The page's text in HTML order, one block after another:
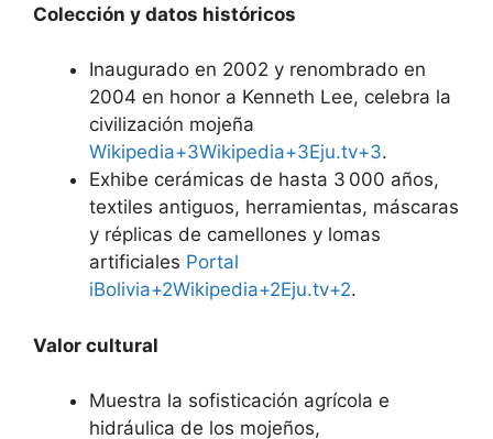
Colección y datos históricos
Inaugurado en 2002 y renombrado en
2004 en honor a Kenneth Lee, celebra la
civilización mojeña
Wikipedia+3Wikipedia+3Eju.tv+3.
Exhibe cerámicas de hasta 3 000 años,
textiles antiguos, herramientas, máscaras
y réplicas de camellones y lomas
artificiales Portal
iBolivia+2Wikipedia+2Eju.tv+2.
Valor cultural
Muestra la sofisticación agrícola e
hidráulica de los mojeños,